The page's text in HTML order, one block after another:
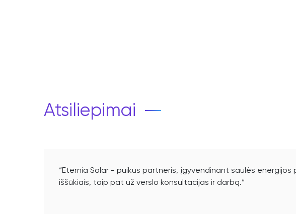
Atsiliepimai
“Eternia Solar - puikus partneris, įgyvendinant saulės
iššūkiais, taip pat už verslo konsultacijas ir darbą.“